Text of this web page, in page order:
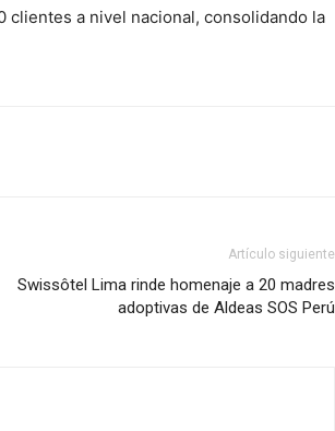
clientes a nivel nacional, consolidando la
Artículo siguiente
Swissôtel Lima rinde homenaje a 20 madres
adoptivas de Aldeas SOS Perú